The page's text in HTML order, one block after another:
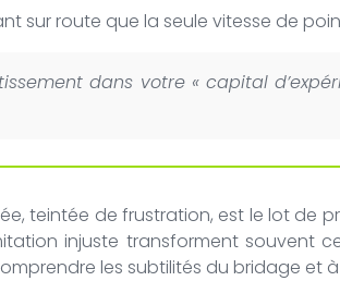
sur route que la seule vitesse de
dans votre « capital
teintée de frustration, est le lot de
injuste transforment souvent
les subtilités du bridage et à